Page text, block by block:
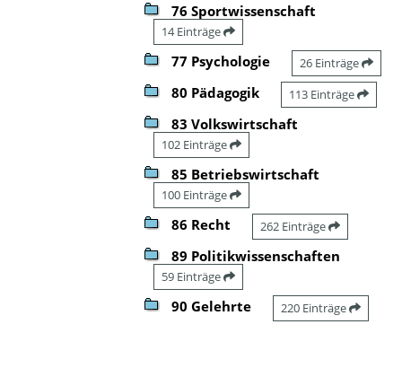
76 Sportwissenschaft
14 Einträge
77 Psychologie 26 Einträge
80 Pädagogik 113 Einträge
83 Volkswirtschaft
102 Einträge
85 Betriebswirtschaft
100 Einträge
86 Recht 262 Einträge
89 Politikwissenschaften
59 Einträge
90 Gelehrte 220 Einträge